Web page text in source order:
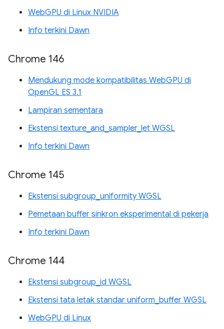
WebGPU di Linux NVIDIA
Info terkini Dawn
Chrome 146
Mendukung mode kompatibilitas WebGPU di
OpenGL ES 3.1
Lampiran sementara
Ekstensi texture_and_sampler_let WGSL
Info terkini Dawn
Chrome 145
Ekstensi subgroup_uniformity WGSL
Pemetaan buffer sinkron eksperimental di pekerja
Info terkini Dawn
Chrome 144
Ekstensi subgroup_id WGSL
Ekstensi tata letak standar uniform_buffer WGSL
WebGPU di Linux